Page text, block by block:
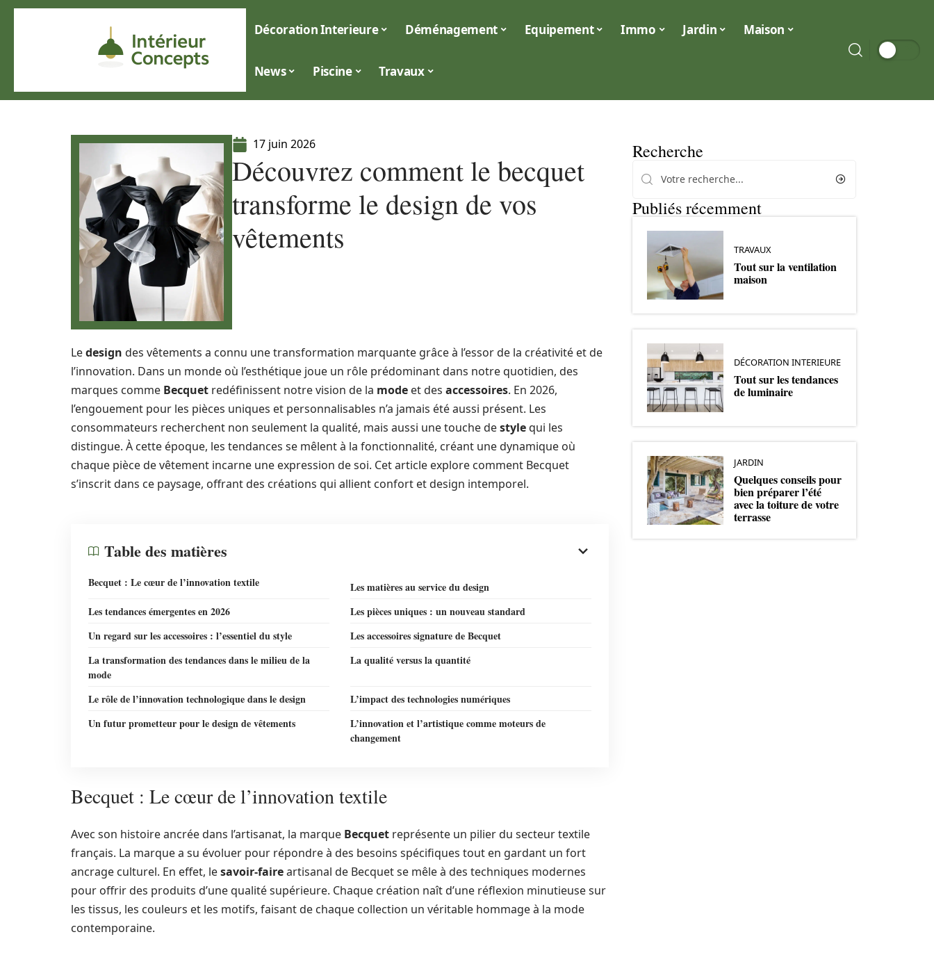
Décoration Interieure Déménagement Equipement Immo Jardin Maison
News Piscine Travaux
17 juin 2026
Découvrez comment le becquet
transforme le design de vos
vêtements
Ledesign des vêtements a connu une transformation marquante grâce à l’essor de la créativité et de
l’innovation. Dans un monde où l’esthétique joue un rôle prédominant dans notre quotidien, des
marques comme Becquet redéfinissent notre vision de la mode et des accessoires. En 2026,
l’engouement pour les pièces uniques et personnalisables n’a jamais été aussi présent. Les
consommateurs recherchent non seulement la qualité, mais aussi une touche destylequi les
distingue. À cette époque, les tendances se mêlent à la fonctionnalité, créant une dynamique où
chaque pièce de vêtement incarne une expression de soi. Cet article explore comment Becquet
s’inscrit dans ce paysage, offrant des créations qui allient confort et design intemporel.
Table des matières
Becquet : Le cœur de l’innovation textile
Les matières au service du design
Les tendances émergentes en 2026
Les pièces uniques : un nouveau standard
Un regard sur les accessoires : l’essentiel du style
Les accessoires signature de Becquet
La transformation des tendances dans le milieu de la
mode
La qualité versus la quantité
Le rôle de l’innovation technologique dans le design
L’impact des technologies numériques
Un futur prometteur pour le design de vêtements
L’innovation et l’artistique comme moteurs de
changement
Becquet : Le cœur de l’innovation textile
Avec son histoire ancrée dans l’artisanat, la marque Becquet représente un pilier du secteur textile
français. La marque a su évoluer pour répondre à des besoins spécifiques tout en gardant un fort
ancrage culturel. En effet, lesavoir-faireartisanal de Becquet se mêle à des techniques modernes
pour offrir des produits d’une qualité supérieure. Chaque création naît d’une réflexion minutieuse sur
les tissus, les couleurs et les motifs, faisant de chaque collection un véritable hommage à la mode
contemporaine.
Recherche
Publiés récemment
TRAVAUX
Tout sur la ventilation
maison
DÉCORATION INTERIEURE
Tout sur les tendances
de luminaire
JARDIN
Quelques conseils pour
bien préparer l’été
avec la toiture de votre
terrasse